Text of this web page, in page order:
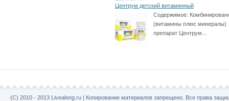
Центрум детский витаминный
Содержимое:
(витамины плюс минералы)
препарат Центрум...
(C) 2010 - 2013 Livealong.ru | Копирование материалов запрещено. Все права